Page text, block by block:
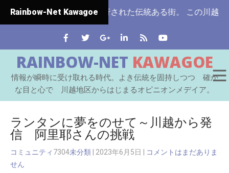
Rainbow-Net Kawagoe
ではじめて市制施行された伝統ある街。 この川越をはじめ
RAINBOW-NET KAWAGOE
情報が瞬時に受け取れる時代。よき伝統を固持しつつ 確か
な目と心で 川越地区からはじまるオピニオンメデイア。
ランタンに夢をのせて～川越から発
信 阿里耶さんの挑戦
コミュニティ 7304未分類 | 2023年6月5日
コメントはまだありま
せん